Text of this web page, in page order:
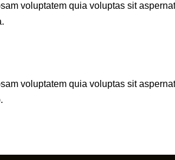
voluptatem quia voluptas sit
voluptatem quia voluptas sit